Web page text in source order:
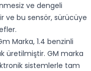
ve dengeli
ve bu sensör, sürücüye
Marka, 1.4 benzinli
üretilmiştir. GM marka
sistemlerle tam